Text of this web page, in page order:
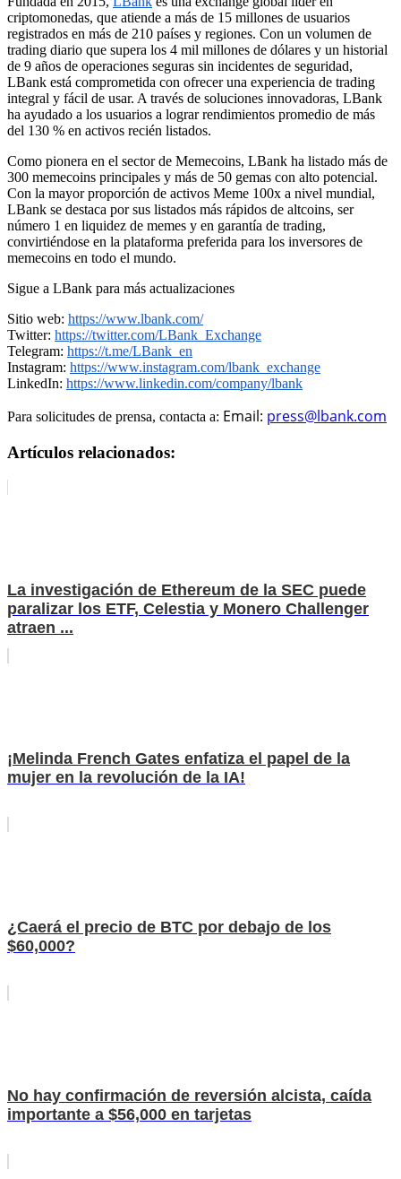
criptomonedas, que atiende a más de 15 millones de usuarios
registrados en más de 210 países y regiones. Con un volumen de
trading diario que supera los 4 mil millones de dólares y un historial
de 9 años de operaciones seguras sin incidentes de seguridad,
LBank está comprometida con ofrecer una experiencia de trading
integral y fácil de usar. A través de soluciones innovadoras, LBank
ha ayudado a los usuarios a lograr rendimientos promedio de más
del 130 % en activos recién listados.
Como pionera en el sector de Memecoins, LBank ha listado más de
300 memecoins principales y más de 50 gemas con alto potencial.
Con la mayor proporción de activos Meme 100x a nivel mundial,
LBank se destaca por sus listados más rápidos de altcoins, ser
número 1 en liquidez de memes y en garantía de trading,
convirtiéndose en la plataforma preferida para los inversores de
memecoins en todo el mundo.
Sigue a LBank para más actualizaciones
Sitio web: https://www.lbank.com/
Twitter: https://twitter.com/LBank_Exchange
Telegram: https://t.me/LBank_en
Instagram: https://www.instagram.com/lbank_exchange
LinkedIn: https://www.linkedin.com/company/lbank
Para solicitudes de prensa, contacta a: Email: press@lbank.com
Artículos relacionados:
La investigación de Ethereum de la SEC puede
paralizar los ETF, Celestia y Monero Challenger
atraen ...
¡Melinda French Gates enfatiza el papel de la
mujer en la revolución de la IA!
¿Caerá el precio de BTC por debajo de los
$60,000?
No hay confirmación de reversión alcista, caída
importante a $56,000 en tarjetas